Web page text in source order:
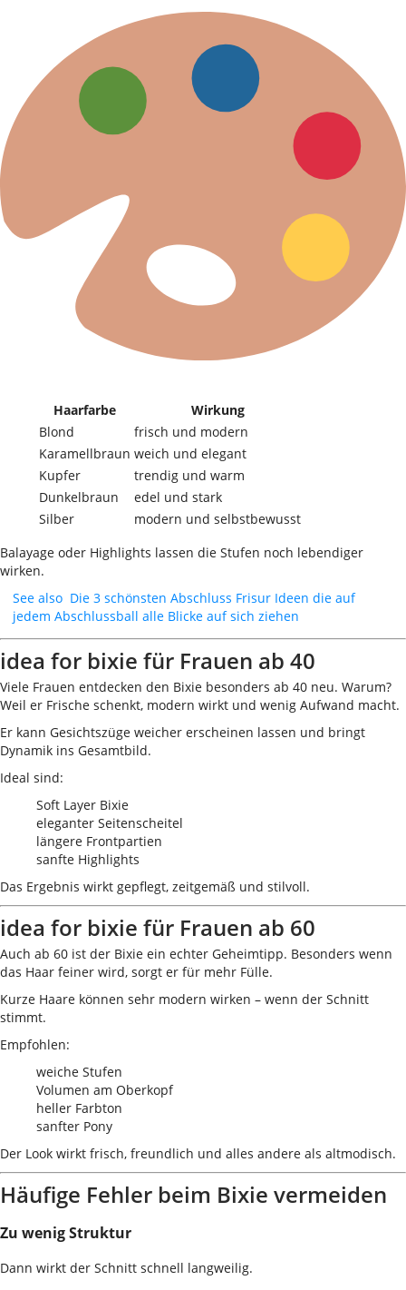
Haarfarbe
Wirkung
Blond
frisch und modern
Karamellbraun weich und elegant
Kupfer
trendig und warm
Dunkelbraun
edel und stark
Silber
modern und selbstbewusst
Balayage oder Highlights lassen die Stufen noch lebendiger
wirken.
See also Die 3 schönsten Abschluss Frisur Ideen die auf
jedem Abschlussball alle Blicke auf sich ziehen
idea for bixie für Frauen ab 40
Viele Frauen entdecken den Bixie besonders ab 40 neu. Warum?
Weil er Frische schenkt, modern wirkt und wenig Aufwand macht.
Er kann Gesichtszüge weicher erscheinen lassen und bringt
Dynamik ins Gesamtbild.
Ideal sind:
Soft Layer Bixie
eleganter Seitenscheitel
längere Frontpartien
sanfte Highlights
Das Ergebnis wirkt gepflegt, zeitgemäß und stilvoll.
idea for bixie für Frauen ab 60
Auch ab 60 ist der Bixie ein echter Geheimtipp. Besonders wenn
das Haar feiner wird, sorgt er für mehr Fülle.
Kurze Haare können sehr modern wirken – wenn der Schnitt
stimmt.
Empfohlen:
weiche Stufen
Volumen am Oberkopf
heller Farbton
sanfter Pony
Der Look wirkt frisch, freundlich und alles andere als altmodisch.
Häufige Fehler beim Bixie vermeiden
Zu wenig Struktur
Dann wirkt der Schnitt schnell langweilig.